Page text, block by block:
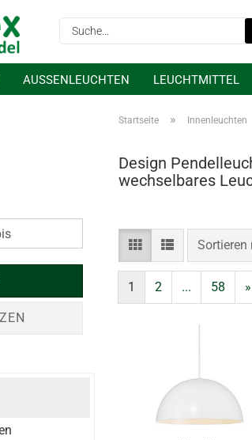
AUSSENLEUCHTEN LEUCHTMITTEL
Startseite » Innenleuchten
Design
wechselbares
Sortieren
1 2 ... 58 »